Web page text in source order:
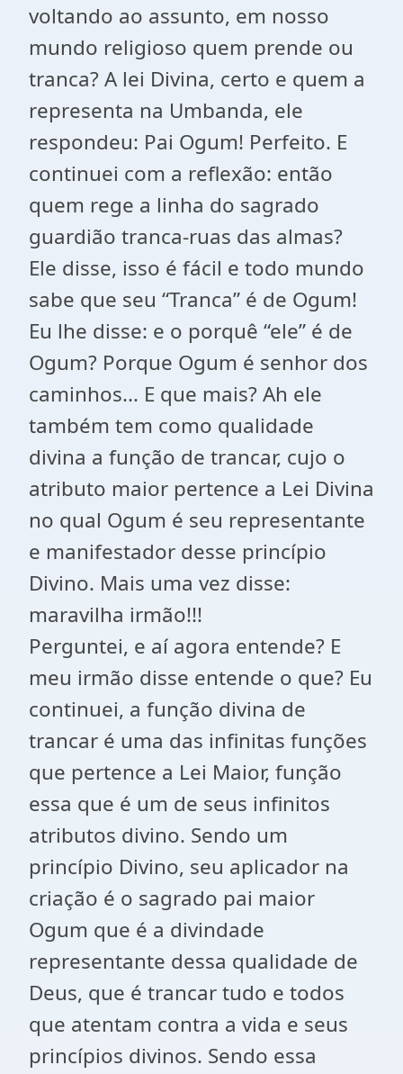
voltando ao assunto, em nosso
mundo religioso quem prende ou
tranca? A lei Divina, certo e quem a
representa na Umbanda, ele
respondeu: Pai Ogum! Perfeito. E
continuei com a reflexão: então
quem rege a linha do sagrado
guardião tranca-ruas das almas?
Ele disse, isso é fácil e todo mundo
sabe que seu “Tranca” é de Ogum!
Eu lhe disse: e o porquê “ele” é de
Ogum? Porque Ogum é senhor dos
caminhos... E que mais? Ah ele
também tem como qualidade
divina a função de trancar, cujo o
atributo maior pertence a Lei Divina
no qual Ogum é seu representante
e manifestador desse princípio
Divino. Mais uma vez disse:
maravilha irmão!!!
Perguntei, e aí agora entende? E
meu irmão disse entende o que? Eu
continuei, a função divina de
trancar é uma das infinitas funções
que pertence a Lei Maior, função
essa que é um de seus infinitos
atributos divino. Sendo um
princípio Divino, seu aplicador na
criação é o sagrado pai maior
Ogum que é a divindade
representante dessa qualidade de
Deus, que é trancar tudo e todos
que atentam contra a vida e seus
princípios divinos. Sendo essa